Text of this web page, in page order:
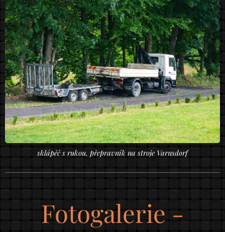
sklápěč s rukou, přepravník na stroje Varnsdorf
Fotogalerie -